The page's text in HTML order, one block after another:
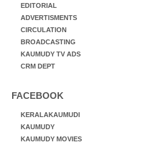
EDITORIAL
ADVERTISMENTS
CIRCULATION
BROADCASTING
KAUMUDY TV ADS
CRM DEPT
FACEBOOK
KERALAKAUMUDI
KAUMUDY
KAUMUDY MOVIES